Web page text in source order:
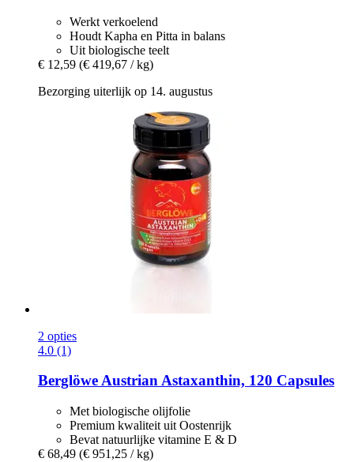
Werkt verkoelend
Houdt Kapha en Pitta in balans
Uit biologische teelt
€ 12,59 (€ 419,67 / kg)
Bezorging uiterlijk op 14. augustus
2 opties
4.0 (1)
BerglöweAustrian Astaxanthin, 120 Capsules
Met biologische olijfolie
Premium kwaliteit uit Oostenrijk
Bevat natuurlijke vitamine E & D
€ 68,49 (€ 951,25 / kg)